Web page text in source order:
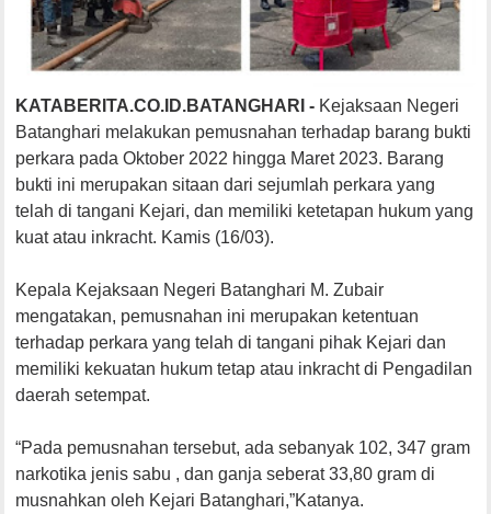
KATABERITA.CO.ID.BATANGHARI - Kejaksaan Negeri
Batanghari melakukan pemusnahan terhadap barang bukti
perkara pada Oktober 2022 hingga Maret 2023. Barang
bukti ini merupakan sitaan dari sejumlah perkara yang
telah di tangani Kejari, dan memiliki ketetapan hukum yang
kuat atau inkracht. Kamis (16/03).
Kepala Kejaksaan Negeri Batanghari M. Zubair
mengatakan, pemusnahan ini merupakan ketentuan
terhadap perkara yang telah di tangani pihak Kejari dan
memiliki kekuatan hukum tetap atau inkracht di Pengadilan
daerah setempat.
“Pada pemusnahan tersebut, ada sebanyak 102, 347 gram
narkotika jenis sabu , dan ganja seberat 33,80 gram di
musnahkan oleh Kejari Batanghari,”Katanya.